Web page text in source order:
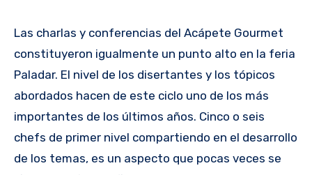
Las charlas y conferencias del Acápete Gourmet
constituyeron igualmente un punto alto en la feria
Paladar. El nivel de los disertantes y los tópicos
abordados hacen de este ciclo uno de los más
importantes de los últimos años. Cinco o seis
chefs de primer nivel compartiendo en el desarrollo
de los temas, es un aspecto que pocas veces se